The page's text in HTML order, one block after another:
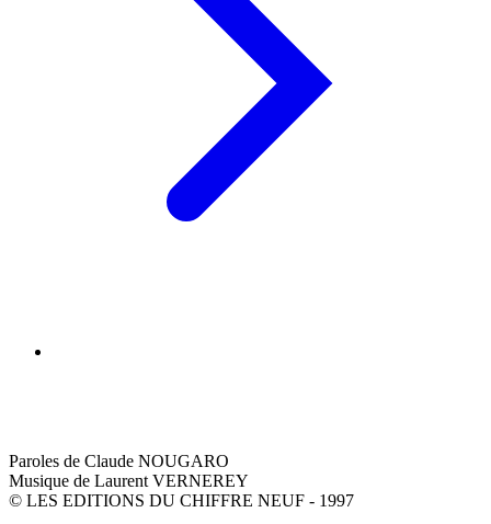
Paroles de Claude NOUGARO
Musique de Laurent VERNEREY
© LES EDITIONS DU CHIFFRE NEUF - 1997